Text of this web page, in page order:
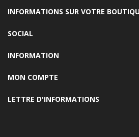
INFORMATIONS SUR VOTRE
SOCIAL
INFORMATION
MON COMPTE
LETTRE D'INFORMATIONS